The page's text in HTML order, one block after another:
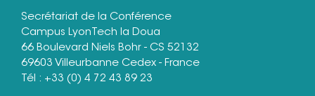
Secrétariat de la Conférence
Campus LyonTech la Doua
66 Boulevard Niels Bohr - CS 52132
69603 Villeurbanne Cedex - France
Tél : +33 (0) 4 72 43 89 23